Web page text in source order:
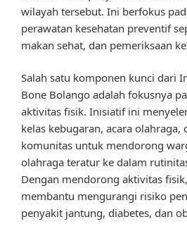
wilayah tersebut. Ini berfokus
perawatan kesehatan preventif
makan sehat, dan pemeriksaan
Salah satu komponen kunci dari
Bone Bolango adalah fokusnya
aktivitas fisik. Inisiatif ini
kelas kebugaran, acara olahraga,
komunitas untuk mendorong
olahraga teratur ke dalam
Dengan mendorong aktivitas
membantu mengurangi risiko
penyakit jantung, diabetes, dan